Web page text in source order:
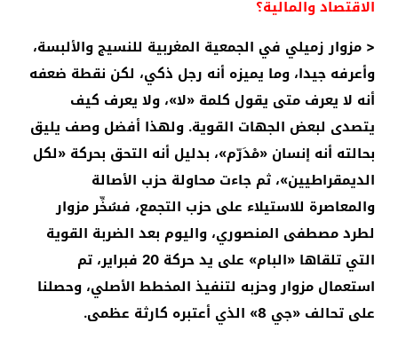
الاقتصاد والمالية؟
< مزوار زميلي في الجمعية المغربية للنسيج والألبسة،
وأعرفه جيدا، وما يميزه أنه رجل ذكي، لكن نقطة ضعفه
أنه لا يعرف متى يقول كلمة «لا»، ولا يعرف كيف
يتصدى لبعض الجهات القوية. ولهذا أفضل وصف يليق
بحالته أنه إنسان «مْدَرّم»، بدليل أنه التحق بحركة «لكل
الديمقراطيين»، ثم جاءت محاولة حزب الأصالة
والمعاصرة للاستيلاء على حزب التجمع، فسُخِّر مزوار
لطرد مصطفى المنصوري، واليوم بعد الضربة القوية
التي تلقاها «البام» على يد حركة 20 فبراير، تم
استعمال مزوار وحزبه لتنفيذ المخطط الأصلي، وحصلنا
على تحالف «جي 8» الذي أعتبره كارثة عظمى.